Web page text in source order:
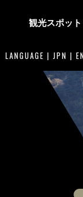
観光スポット
LANGUAGE | JPN |